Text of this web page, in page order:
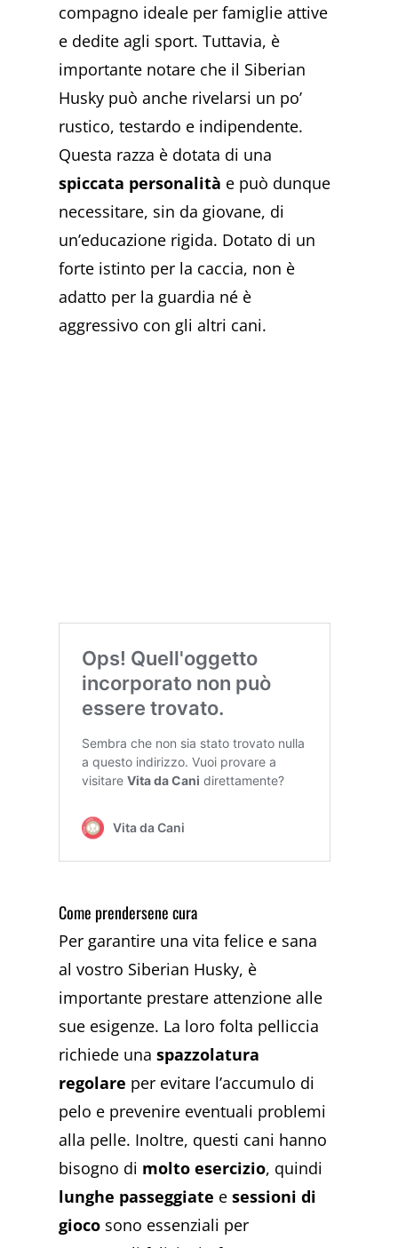
compagno ideale per famiglie attive
e dedite agli sport. Tuttavia, è
importante notare che il Siberian
Husky può anche rivelarsi un po’
rustico, testardo e indipendente.
Questa razza è dotata di una
spiccata personalità e può dunque
necessitare, sin da giovane, di
un’educazione rigida. Dotato di un
forte istinto per la caccia, non è
adatto per la guardia né è
aggressivo con gli altri cani.
Come prendersene cura
Per garantire una vita felice e sana
al vostro Siberian Husky, è
importante prestare attenzione alle
sue esigenze. La loro folta pelliccia
richiede unaspazzolatura
regolare per evitare l’accumulo di
pelo e prevenire eventuali problemi
alla pelle. Inoltre, questi cani hanno
bisogno di molto esercizio, quindi
lunghe passeggiate esessioni di
gioco sono essenziali per